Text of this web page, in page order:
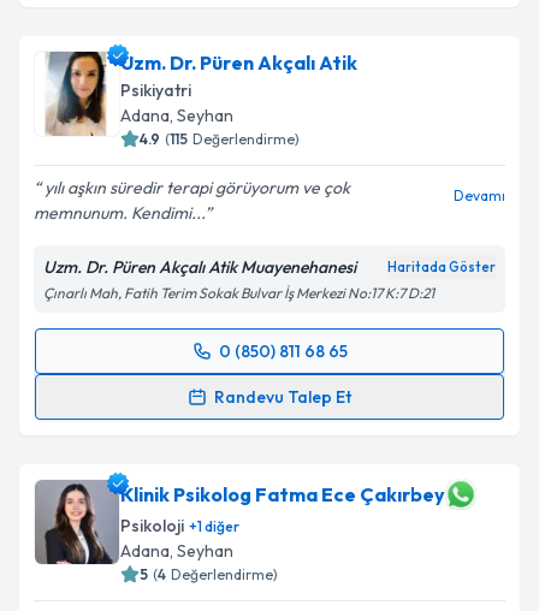
Uzm. Dr. Püren Akçalı Atik
Psikiyatri
Adana, Seyhan
4.9 (115 Değerlendirme)
yılı aşkın süredir terapi görüyorum ve çok
memnunum. Kendimi...
Devamı
Uzm. Dr. Püren Akçalı Atik Muayenehanesi Haritada Göster
Çınarlı Mah, Fatih Terim Sokak Bulvar İş Merkezi No:17 K:7 D:21
0 (850) 811 68 65
Randevu Talep Et
Randevu Takvimi Talebi
için bir takvim hazırlandığında e-posta ile
bilgilendireceğiz.
E-posta Adresiniz
Klinik Psikolog Fatma Ece Çakırbey
Psikoloji +1diğer
Adana, Seyhan
5 (4 Değerlendirme)